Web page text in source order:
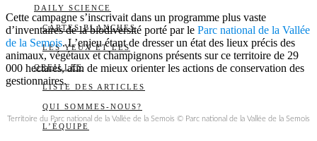
DAILY SCIENCE
CARTES BLANCHES
LES YEUX ET LES
OREILLES
LISTE DES ARTICLES
QUI SOMMES-NOUS?
L’ÉQUIPE
Cette campagne s’inscrivait dans un programme plus vaste
d’inventaires de la biodiversité porté par le Parc national de la Vallée
de la Semois. L’enjeu étant de dresser un état des lieux précis des
animaux, végétaux et champignons présents sur ce territoire de 29
000 hectares, afin de mieux orienter les actions de conservation des
gestionnaires.
Territoire du Parc national de la Vallée de la Semois © Parc national de la Vallée de la Semois